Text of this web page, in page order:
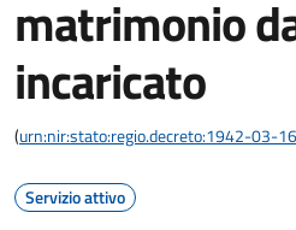
matrimonio
incaricato
(urn:nir:stato:regio.decreto:1942-03-
Servizio attivo